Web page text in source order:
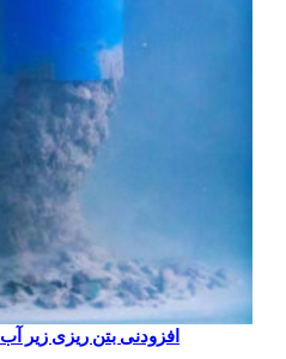
افزودنی بتن ریزی زیر آب ECOMIX UW300